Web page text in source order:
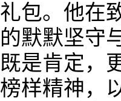
礼包。他在
的默默坚守
既是肯定，
榜样精神，